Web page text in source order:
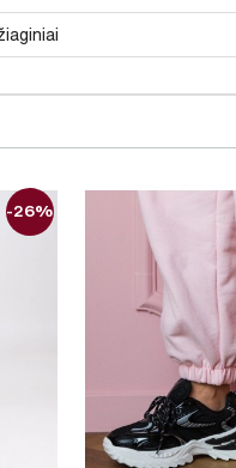
-26%